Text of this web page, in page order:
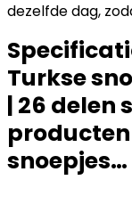
dezelfde dag,
Turkse
| 26 delen
producten
snoepjes…